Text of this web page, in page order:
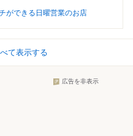
ができる日曜営業のお店
て表示する
広告を非表示